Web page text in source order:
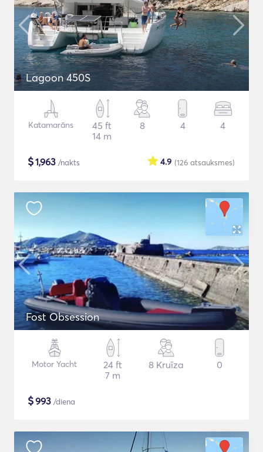
Lagoon 450S
Katamarāns
45 ft
14 m
8 4 4
$1,963 /nakts (126 atsauksmes)
4.9
Fost Obsession
Motor Yacht
24 ft
7 m
8 Kruīza 0
$993 /diena